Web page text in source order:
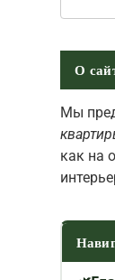
О
Мы
как на